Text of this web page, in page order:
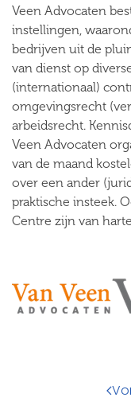
Veen Advocaten
instellingen,
bedrijven uit de
van dienst op
(internationaal)
omgevingsrecht
arbeidsrecht.
Veen Advocaten
van de maand
over een ander
praktische insteek.
Centre zijn van